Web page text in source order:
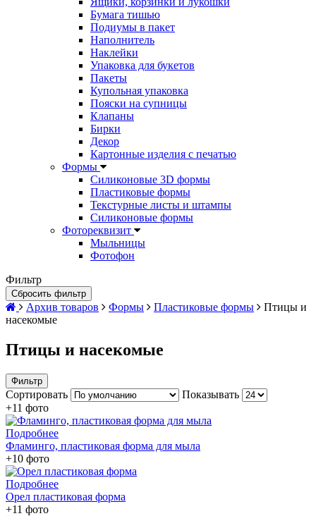
Бумага тишью
Подиумы в пакет
Наполнитель
Наклейки
Упаковка для букетов
Пакеты
Купольная упаковка
Пояски на супницы
Клапаны
Бирки
Декор
Картонные изделия с печатью
Формы
Силиконовые 3D формы
Пластиковые формы
Текстурные листы и штампы
Силиконовые формы
Фотореквизит
Мыльницы
Фотофон
Фильтр
Сбросить фильтр
Архив товаров Формы Пластиковые формы
Птицы и
насекомые
Птицы и насекомые
Фильтр
Сортировать
Показывать
+11 фото
Подробнее
Фламинго, пластиковая форма для мыла
+10 фото
Подробнее
Орел пластиковая форма
+11 фото